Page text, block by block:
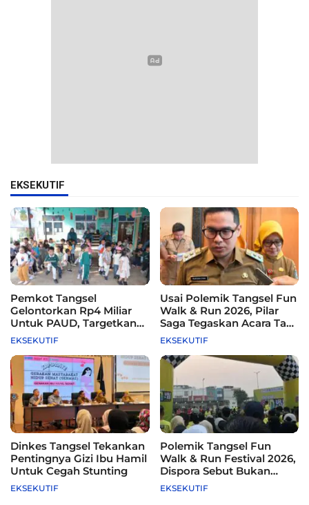
EKSEKUTIF
Pemkot Tangsel
Gelontorkan Rp4 Miliar
Untuk PAUD, Targetkan
115 Sekolah
EKSEKUTIF
Usai Polemik Tangsel Fun
Walk & Run 2026, Pilar
Saga Tegaskan Acara Tak
Difasilitasi Pemkot
EKSEKUTIF
Dinkes Tangsel Tekankan
Pentingnya Gizi Ibu Hamil
Untuk Cegah Stunting
EKSEKUTIF
Polemik Tangsel Fun
Walk & Run Festival 2026,
Dispora Sebut Bukan
Agenda Pemkot
EKSEKUTIF